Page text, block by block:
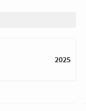
2025